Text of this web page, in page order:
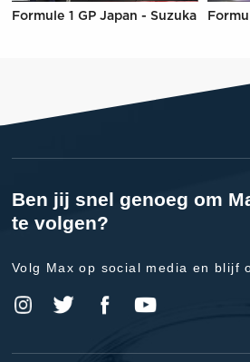
Formule 1 GP Japan - Suzuka
Ben jij snel genoeg om
te volgen?
Volg Max op social media en blijf